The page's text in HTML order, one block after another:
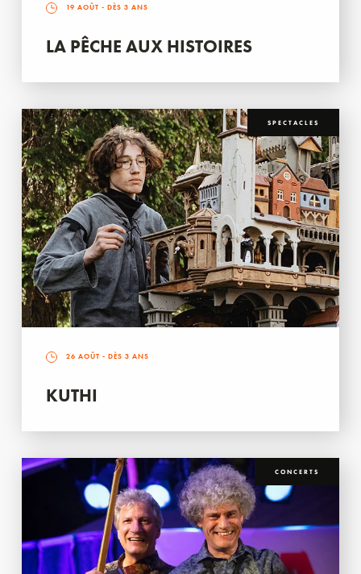
19 AOÛT - DÈS 3 ANS
LA PÊCHE AUX HISTOIRES
SPECTACLES
26 AOÛT - DÈS 3 ANS
KUTHI
CONCERTS